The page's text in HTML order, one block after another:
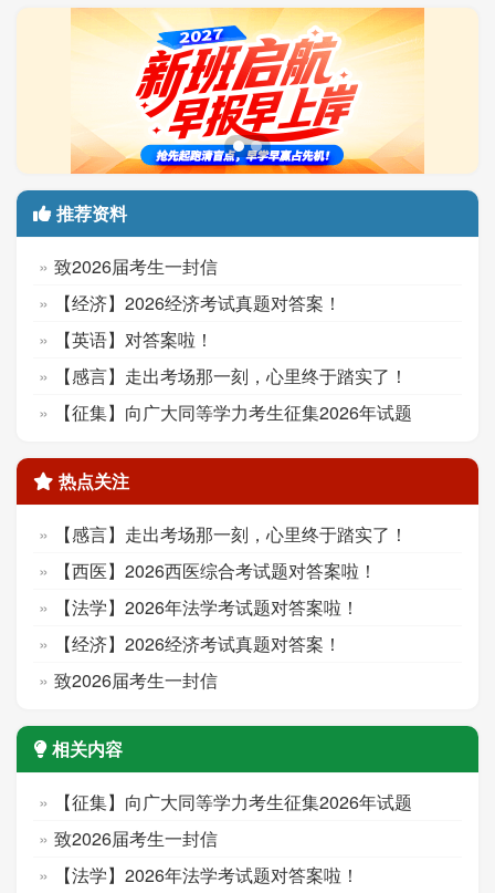
推荐资料
致2026届考生一封信
【经济】2026经济考试真题对答案！
【英语】对答案啦！
【感言】走出考场那一刻，心里终于踏实了！
【征集】向广大同等学力考生征集2026年试题
热点关注
【感言】走出考场那一刻，心里终于踏实了！
【西医】2026西医综合考试题对答案啦！
【法学】2026年法学考试题对答案啦！
【经济】2026经济考试真题对答案！
致2026届考生一封信
相关内容
【征集】向广大同等学力考生征集2026年试题
致2026届考生一封信
【法学】2026年法学考试题对答案啦！